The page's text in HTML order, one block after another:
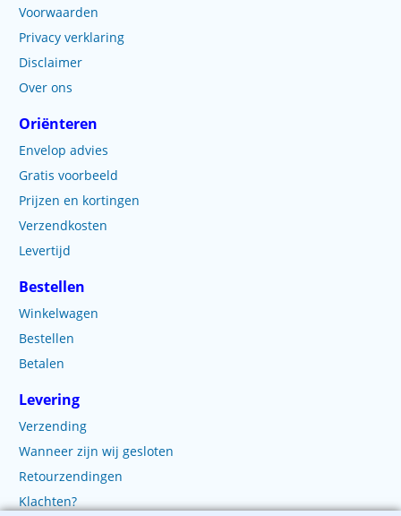
Voorwaarden
Privacy verklaring
Disclaimer
Over ons
Oriënteren
Envelop advies
Gratis voorbeeld
Prijzen en kortingen
Verzendkosten
Levertijd
Bestellen
Winkelwagen
Bestellen
Betalen
Levering
Verzending
Wanneer zijn wij gesloten
Retourzendingen
Klachten?